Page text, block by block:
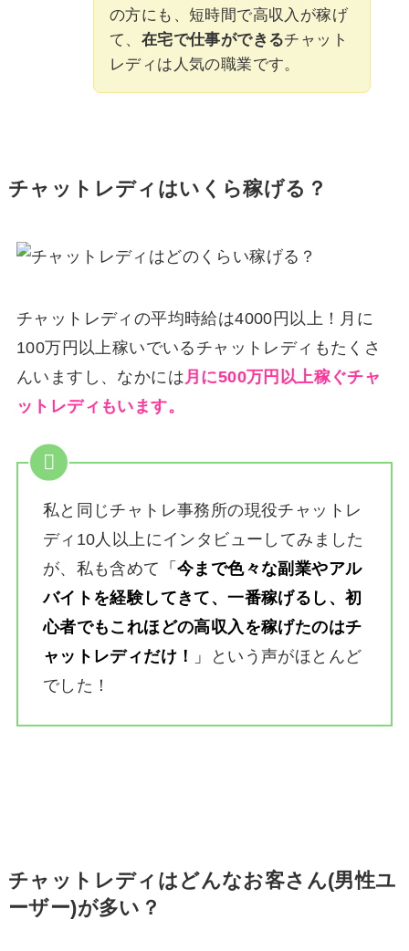
の方にも、短時間で高収入が稼げ
て、 在宅で仕事ができるチャット
レディは人気の職業です。
チャットレディはいくら稼げる？
チャットレディの平均時給は4000円以上！月に
100万円以上稼いでいるチャットレディもたくさ
んいますし、なかには 月に500万円以上稼ぐチャ
ットレディもいます。
私と同じチャトレ事務所の現役チャットレ
ディ10人以上にインタビューしてみました
が、私も含めて
「今まで色々な副業やアル
バイトを経験してきて、一番稼げるし、初
心者でもこれほどの高収入を稼げたのはチ
ャットレディだけ！
」
という声がほとんど
でした！
チャットレディはどんなお客さん(男性ユ
ーザー)が多い？